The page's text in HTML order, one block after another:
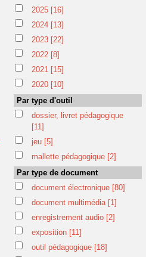
2025 [16]
2024 [13]
2023 [22]
2022 [8]
2021 [15]
2020 [10]
Par type d'outil
dossier, livret pédagogique
[11]
jeu [5]
mallette pédagogique [2]
Par type de document
document électronique [80]
document multimédia [1]
enregistrement audio [2]
exposition [11]
outil pédagogique [18]